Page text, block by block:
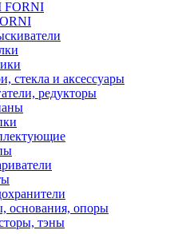
стекла и аксессуары
редукторы
основания, опоры
тэны